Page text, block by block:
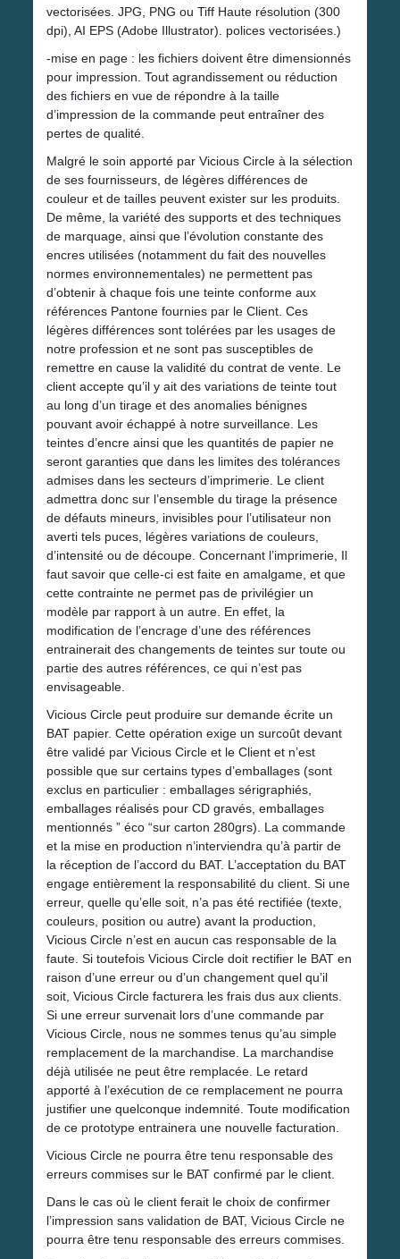
vectorisées. JPG, PNG ou Tiff Haute résolution (300
dpi), AI EPS (Adobe Illustrator). polices vectorisées.)
-mise en page : les fichiers doivent être dimensionnés
pour impression. Tout agrandissement ou réduction
des fichiers en vue de répondre à la taille
d’impression de la commande peut entraîner des
pertes de qualité.
Malgré le soin apporté par Vicious Circle à la sélection
de ses fournisseurs, de légères différences de
couleur et de tailles peuvent exister sur les produits.
De même, la variété des supports et des techniques
de marquage, ainsi que l’évolution constante des
encres utilisées (notamment du fait des nouvelles
normes environnementales) ne permettent pas
d’obtenir à chaque fois une teinte conforme aux
références Pantone fournies par le Client. Ces
légères différences sont tolérées par les usages de
notre profession et ne sont pas susceptibles de
remettre en cause la validité du contrat de vente. Le
client accepte qu’il y ait des variations de teinte tout
au long d’un tirage et des anomalies bénignes
pouvant avoir échappé à notre surveillance. Les
teintes d’encre ainsi que les quantités de papier ne
seront garanties que dans les limites des tolérances
admises dans les secteurs d’imprimerie. Le client
admettra donc sur l’ensemble du tirage la présence
de défauts mineurs, invisibles pour l’utilisateur non
averti tels puces, légères variations de couleurs,
d’intensité ou de découpe. Concernant l’imprimerie, Il
faut savoir que celle-ci est faite en amalgame, et que
cette contrainte ne permet pas de privilégier un
modèle par rapport à un autre. En effet, la
modification de l’encrage d’une des références
entrainerait des changements de teintes sur toute ou
partie des autres références, ce qui n’est pas
envisageable.
Vicious Circle peut produire sur demande écrite un
BAT papier. Cette opération exige un surcoût devant
être validé par Vicious Circle et le Client et n’est
possible que sur certains types d’emballages (sont
exclus en particulier : emballages sérigraphiés,
emballages réalisés pour CD gravés, emballages
mentionnés ” éco “sur carton 280grs). La commande
et la mise en production n’interviendra qu’à partir de
la réception de l’accord du BAT. L’acceptation du BAT
engage entièrement la responsabilité du client. Si une
erreur, quelle qu’elle soit, n’a pas été rectifiée (texte,
couleurs, position ou autre) avant la production,
Vicious Circle n’est en aucun cas responsable de la
faute. Si toutefois Vicious Circle doit rectifier le BAT en
raison d’une erreur ou d’un changement quel qu’il
soit, Vicious Circle facturera les frais dus aux clients.
Si une erreur survenait lors d’une commande par
Vicious Circle, nous ne sommes tenus qu’au simple
remplacement de la marchandise. La marchandise
déjà utilisée ne peut être remplacée. Le retard
apporté à l’exécution de ce remplacement ne pourra
justifier une quelconque indemnité. Toute modification
de ce prototype entrainera une nouvelle facturation.
Vicious Circle ne pourra être tenu responsable des
erreurs commises sur le BAT confirmé par le client.
Dans le cas où le client ferait le choix de confirmer
l’impression sans validation de BAT, Vicious Circle ne
pourra être tenu responsable des erreurs commises.